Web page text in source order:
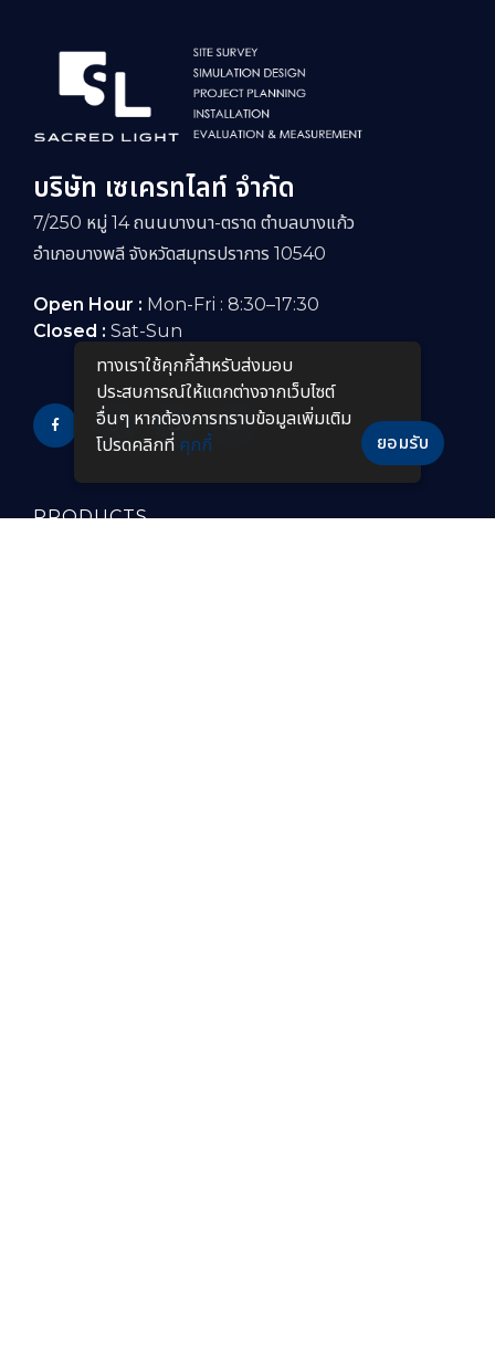
บริษัท เซเครทไลท์ จำกัด
7/250 หมู่ 14 ถนนบางนา-ตราด ตำบลบางแก้ว
อำเภอบางพลี จังหวัดสมุทรปราการ 10540
Open Hour : Mon-Fri : 8:30–17:30
Closed : Sat-Sun
PRODUCTS
ทางเราใช้คุกกี้สําหรับส่งมอบ
ประสบการณ์ให้แตกต่างจากเว็บไซต์
อื่นๆ หากต้องการทราบข้อมูลเพิ่มเติม
โปรดคลิกที่ คุกกี้ ยอมรับ